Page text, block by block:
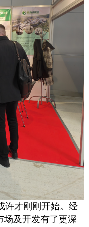
许才刚刚开始。经
场及开发有了更深